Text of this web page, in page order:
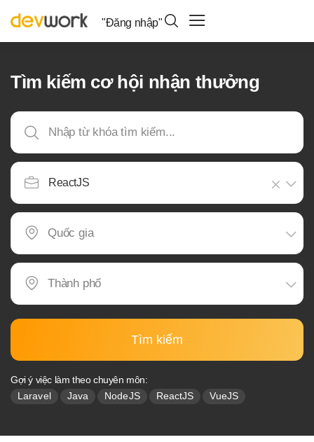
"Đăng nhập"
Tìm kiếm cơ hội nhận thưởng
ReactJS
Tìm kiếm
Gợi ý việc làm theo chuyên môn:
Laravel Java NodeJS ReactJS VueJS